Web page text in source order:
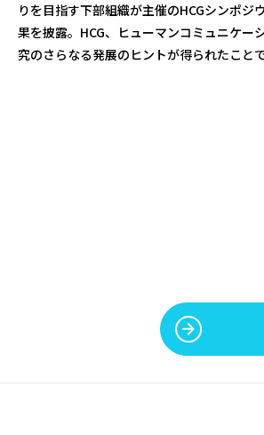
りを目指す下部組織が主催のHCGシンポ
果を披露。HCG、ヒューマンコミュニケー
究のさらなる発展のヒントが得られたことで